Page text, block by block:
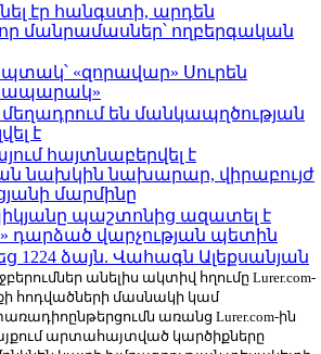
էր հանգստի, արդեն
մանրամասներ՝ ողբերգական
«զորավար» Սուրեն
են մանկապղծության
է
հայտնաբերվել է
նախկին նախարար, վիրաբույժ
մարմինը
պաշտոնից ազատել է
դարձած վարչության պետին
1224 ձայն. Վահագն Ալեքսանյան
անելիս ակտիվ հղումը Lurer.com-
հոդվածների մասնակի կամ
առանց Lurer.com-ին
արտահայտված կարծիքները